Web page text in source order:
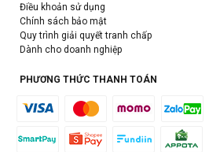
Điều khoản sử dụng
Chính sách bảo mật
Quy trình giải quyết tranh chấp
Dành cho doanh nghiệp
PHƯƠNG THỨC THANH TOÁN